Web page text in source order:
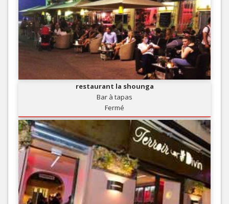
restaurant la shounga
Bar à tapas
Fermé